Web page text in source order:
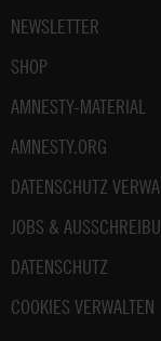
NEWSLETTER
SHOP
AMNESTY-MATERIAL
AMNESTY.ORG
DATENSCHUTZ
JOBS &
DATENSCHUTZ
COOKIES VERWALTEN